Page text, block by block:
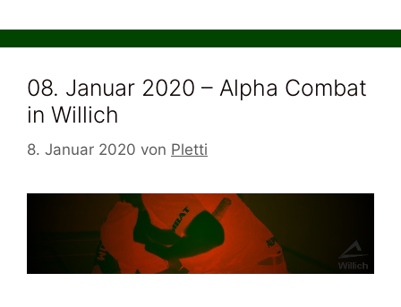
08. Januar 2020 – Alpha Combat
in Willich
8. Januar 2020 von Pletti